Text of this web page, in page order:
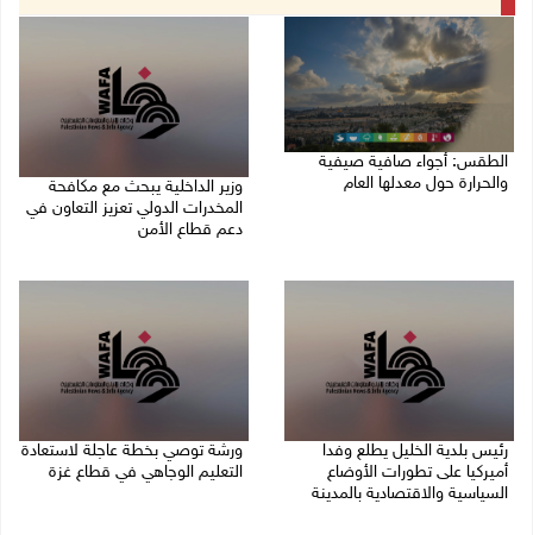
الطقس: أجواء صافية صيفية
والحرارة حول معدلها العام
وزير الداخلية يبحث مع مكافحة
المخدرات الدولي تعزيز التعاون في
دعم قطاع الأمن
رئيس بلدية الخليل يطلع وفدا
أميركيا على تطورات الأوضاع
السياسية والاقتصادية بالمدينة
ورشة توصي بخطة عاجلة لاستعادة
التعليم الوجاهي في قطاع غزة